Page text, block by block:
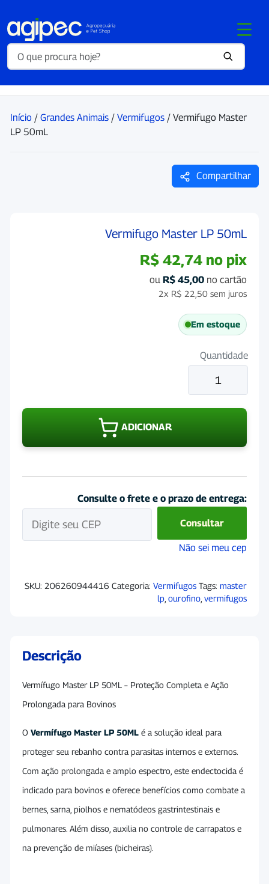
Início / Grandes Animais / Vermifugos / Vermifugo Master
LP 50mL
Compartilhar
Vermifugo Master LP 50mL
R$ 42,74 no pix
ou R$ 45,00 no cartão
2x R$ 22,50 sem juros
Em estoque
Quantidade
Vermifugo
Master
LP
ADICIONAR
Consulte o frete e o prazo de entrega:
Consultar
Não sei meu cep
SKU: 206260944416 Categoria: Vermifugos Tags: master
lp ourofino vermifugos
Descrição
Vermífugo Master LP 50ML – Proteção Completa e Ação
Prolongada para Bovinos
O Vermífugo Master LP 50ML é a solução ideal para
proteger seu rebanho contra parasitas internos e externos.
Com ação prolongada e amplo espectro, este endectocida é
indicado para bovinos e oferece benefícios como combate a
bernes, sarna, piolhos e nematódeos gastrintestinais e
pulmonares. Além disso, auxilia no controle de carrapatos e
na prevenção de miíases (bicheiras).